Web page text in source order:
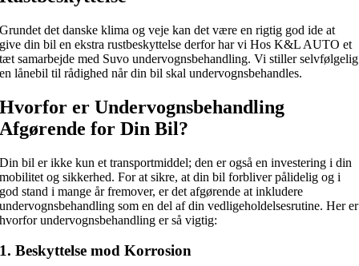
Grundet det danske klima og veje kan det være en rigtig god ide at
give din bil en ekstra rustbeskyttelse derfor har vi Hos K&L AUTO et
tæt samarbejde med Suvo undervognsbehandling. Vi stiller selvfølgelig
en lånebil til rådighed når din bil skal undervognsbehandles.
Hvorfor er Undervognsbehandling
Afgørende for Din Bil?
Din bil er ikke kun et transportmiddel; den er også en investering i din
mobilitet og sikkerhed. For at sikre, at din bil forbliver pålidelig og i
god stand i mange år fremover, er det afgørende at inkludere
undervognsbehandling som en del af din vedligeholdelsesrutine. Her er
hvorfor undervognsbehandling er så vigtig:
1.Beskyttelse mod Korrosion